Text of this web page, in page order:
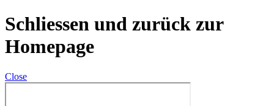
Schliessen und zurück zur
Homepage
Close